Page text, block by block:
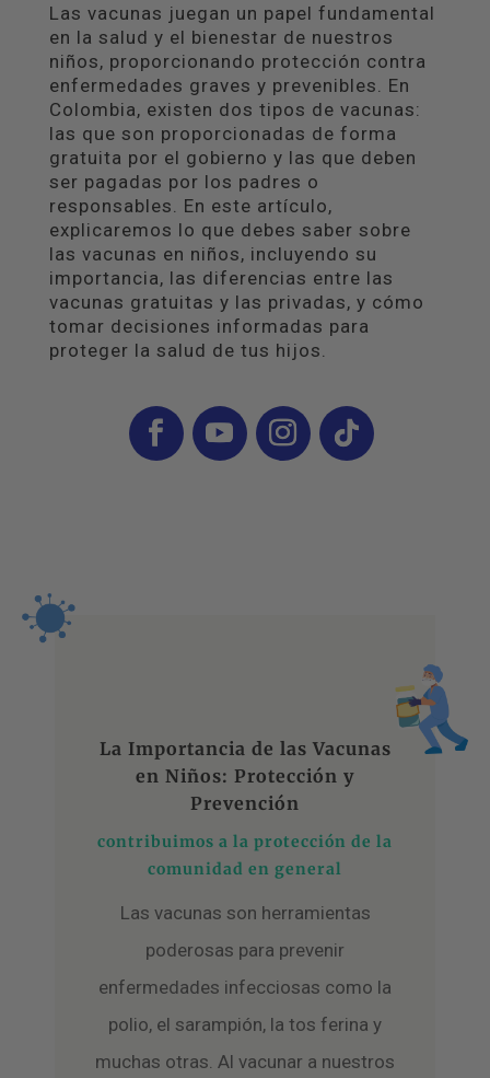
Las vacunas juegan un papel fundamental
en la salud y el bienestar de nuestros
niños, proporcionando protección contra
enfermedades graves y prevenibles. En
Colombia, existen dos tipos de vacunas:
las que son proporcionadas de forma
gratuita por el gobierno y las que deben
ser pagadas por los padres o
responsables. En este artículo,
explicaremos lo que debes saber sobre
las vacunas en niños, incluyendo su
importancia, las diferencias entre las
vacunas gratuitas y las privadas, y cómo
tomar decisiones informadas para
proteger la salud de tus hijos.
La Importancia de las Vacunas
en Niños: Protección y
Prevención
contribuimos a la protección de la
comunidad en general
Las vacunas son herramientas
poderosas para prevenir
enfermedades infecciosas como la
polio, el sarampión, la tos ferina y
muchas otras. Al vacunar a nuestros